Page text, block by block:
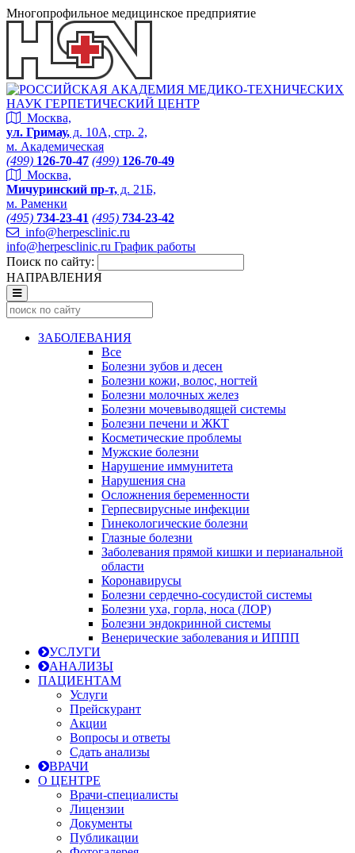
Многопрофильное медицинское предприятие
Москва,
ул. Гримау, д. 10А, стр. 2,
м. Академическая
(499) 126-70-47 (499) 126-70-49
Москва,
Мичуринский пр-т, д. 21Б,
м. Раменки
(495) 734-23-41 (495) 734-23-42
info@herpesclinic.ru
info@herpesclinic.ru График работы
Поиск по сайту:
НАПРАВЛЕНИЯ
ЗАБОЛЕВАНИЯ
Все
Болезни зубов и десен
Болезни кожи, волос, ногтей
Болезни молочных желез
Болезни мочевыводящей системы
Болезни печени и ЖКТ
Косметические проблемы
Мужские болезни
Нарушение иммунитета
Нарушения сна
Осложнения беременности
Герпесвирусные инфекции
Гинекологические болезни
Глазные болезни
Заболевания прямой кишки и перианальной
области
Коронавирусы
Болезни сердечно-сосудистой системы
Болезни уха, горла, носа (ЛОР)
Болезни эндокринной системы
Венерические заболевания и ИППП
УСЛУГИ
АНАЛИЗЫ
ПАЦИЕНТАМ
Услуги
Прейскурант
Акции
Вопросы и ответы
Сдать анализы
ВРАЧИ
О ЦЕНТРЕ
Врачи-специалисты
Лицензии
Документы
Публикации